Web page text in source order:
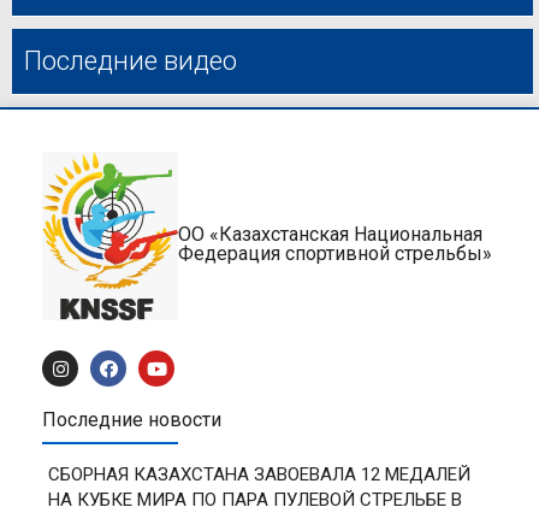
Последние видео
ОО «Казахстанская Национальная
Федерация спортивной стрельбы»
Последние новости
СБОРНАЯ КАЗАХСТАНА ЗАВОЕВАЛА 12 МЕДАЛЕЙ
НА КУБКЕ МИРА ПО ПАРА ПУЛЕВОЙ СТРЕЛЬБЕ В